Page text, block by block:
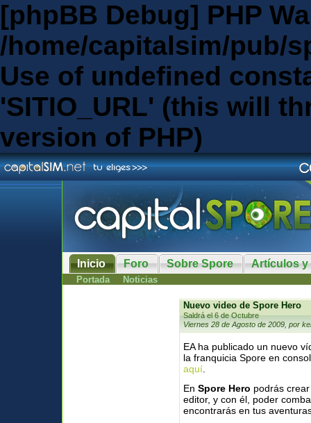
[phpBB Debug] PHP
/home/capitalsim/pub/
Use of undefined
'SITIO_URL' (this will
version of PHP)
Inicio Foro Sobre Spore Artículos y
Portada Noticias
Nuevo video de Spore Hero
Saldrá el 6 de Octubre
Viernes 28 de Agosto de 2009, por
EA ha publicado un nuevo
la franquicia Spore en
aquí.
En Spore Hero podrás
editor, y con él, poder
encontrarás en tus